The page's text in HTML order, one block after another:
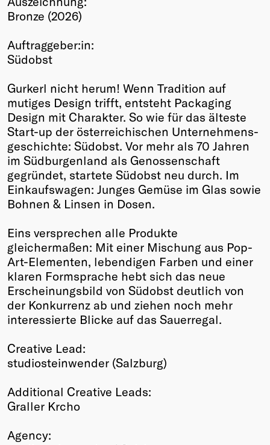
Winners
Past
Annual
Bronze (2026)
Auftraggeber:in:
Südobst
Gurkerl nicht herum! Wenn Tradition auf
mutiges Design trifft, entsteht Packaging
Design mit Charakter. So wie für das älteste
Start-up der österreichischen Unternehmens­
geschichte: Südobst. Vor mehr als 70 Jahren
im Südburgenland als Genossenschaft
gegründet, startete Südobst neu durch. Im
Einkaufswagen: Junges Gemüse im Glas sowie
Bohnen & Linsen in Dosen.
Eins versprechen alle Produkte
gleichermaßen: Mit einer Mischung aus Pop-
Art-Elementen, lebendigen Farben und einer
klaren Formsprache hebt sich das neue
Erscheinungsbild von Südobst deutlich von
der Konkurrenz ab und ziehen noch mehr
interessierte Blicke auf das Sauerregal.
Creative Lead:
studiosteinwender (Salzburg)
Additional Creative Leads:
Graller Krcho
Agency: